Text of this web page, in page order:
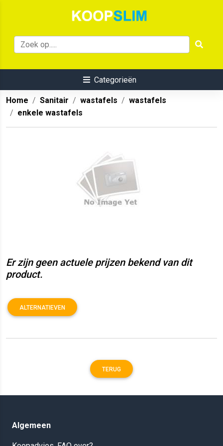
Categorieën
Home Sanitair wastafels
wastafels
enkele wastafels
Er zijn geen actuele prijzen bekend van dit
product.
ALTERNATIEVEN
TERUG
Algemeen